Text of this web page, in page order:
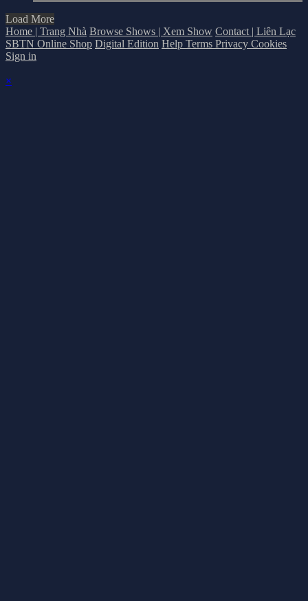
Load More
Home | Trang Nhà Browse Shows | Xem Show Contact | Liên Lạc
SBTN Online Shop Digital Edition Help Terms Privacy Cookies
Sign in
×